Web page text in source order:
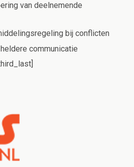
van deelnemende
bij conflicten
communicatie